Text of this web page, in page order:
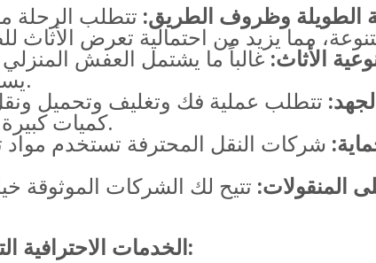
الطويلة وظروف الطريق: تتطلب
الأثاث:غالباً ما يشتمل العفش
يستدعي فريق عمل مدرباً ومجهزاً للتعامل مع كل نوع بكفاءة.
تتطلب عملية فك وتغليف وتحميل
كميات كبيرة من المنقولات. الشركات المتخصصة توفر عليك هذا العناء.
شركات النقل المحترفة تستخدم مواد
المنقولات: تتيح لك الشركات الموثوقة
الخدمات الاحترافية التي تقدمها شركات نقل العفش من خميس مشيط إلى الدمام: